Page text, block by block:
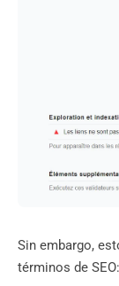
Sin embargo,
términos de SEO: